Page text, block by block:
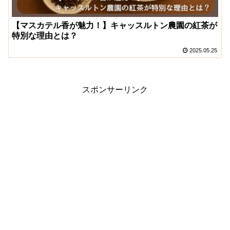
【マスカテル香が魅力！】キャッスルトン農園の紅茶が
特別な理由とは？
2025.05.25
スポンサーリンク